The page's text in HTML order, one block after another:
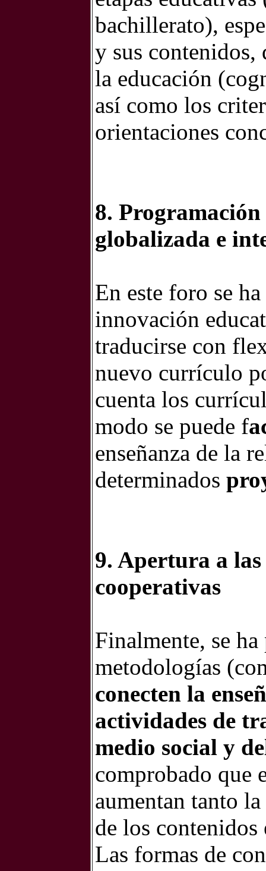
bachillerato),
y sus contenidos,
la educación
así como los
orientaciones
8.
globalizada e
En este foro se
innovación
traducirse con
nuevo currículo
cuenta los
modo se puede f
enseñanza de la
determinados
9. Apertura a
cooperativas
Finalmente, se
metodologías
conecten la
actividades de
medio social y
comprobado que
aumentan tanto
de los contenidos
Las formas de